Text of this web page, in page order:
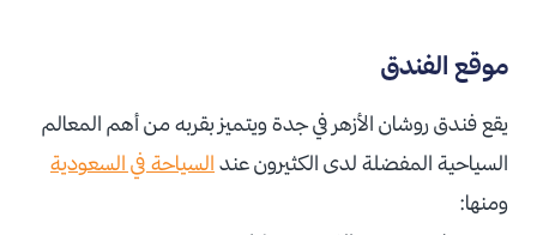
موقع الفندق
يقع فندق روشان الأزهر في جدة ويتميز بقربه من أهم المعالم
السياحية المفضلة لدى الكثيرون عند السياحة في السعودية
ومنها: